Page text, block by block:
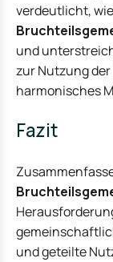
verdeutlicht,
und
zur Nutzung
harmonisches
Fazit
und geteilte